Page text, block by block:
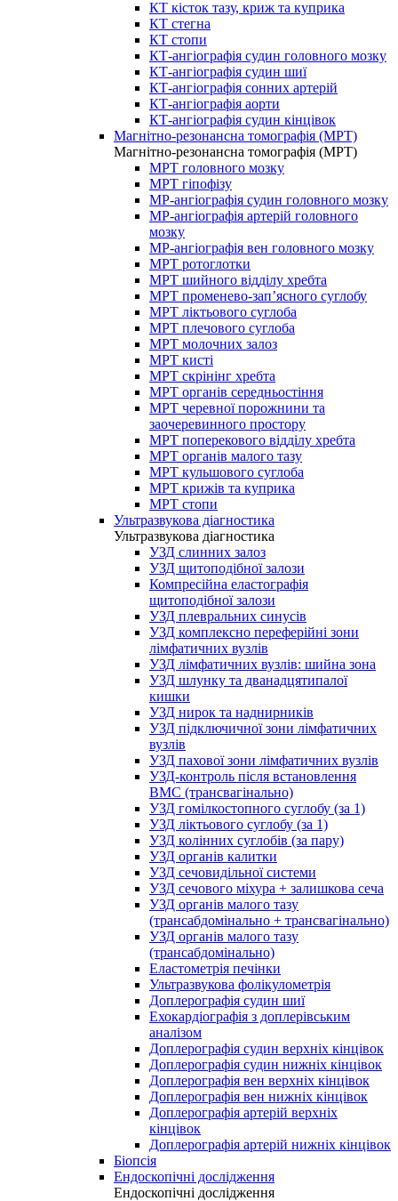
КТ кісток тазу, криж та куприка
КТ стегна
КТ стопи
КТ-ангіографія судин головного мозку
КТ-ангіографія судин шиї
КТ-ангіографія сонних артерій
КТ-ангіографія аорти
КТ-ангіографія судин кінцівок
Магнітно-резонансна томографія (МРТ)
Магнітно-резонансна томографія (МРТ)
МРТ головного мозку
МРТ гіпофізу
МР-ангіографія судин головного мозку
МР-ангіографія артерій головного
мозку
МР-ангіографія вен головного мозку
МРТ ротоглотки
МРТ шийного відділу хребта
МРТ променево-зап’ясного суглобу
МРТ ліктьового суглоба
МРТ плечового суглоба
МРТ молочних залоз
МРТ кисті
МРТ скрінінг хребта
МРТ органів середньостіння
МРТ черевної порожнини та
заочеревинного простору
МРТ поперекового відділу хребта
МРТ органів малого тазу
МРТ кульшового суглоба
МРТ крижів та куприка
МРТ стопи
Ультразвукова діагностика
Ультразвукова діагностика
УЗД слинних залоз
УЗД щитоподібної залози
Компресійна еластографія
щитоподібної залози
УЗД плевральних синусів
УЗД комплексно переферійні зони
лімфатичних вузлів
УЗД лімфатичних вузлів: шийна зона
УЗД шлунку та дванадцятипалої
кишки
УЗД нирок та наднирників
УЗД підключичної зони лімфатичних
вузлів
УЗД пахової зони лімфатичних вузлів
УЗД-контроль після встановлення
ВМС (трансвагінально)
УЗД гомілкостопного суглобу (за 1)
УЗД ліктьового суглобу (за 1)
УЗД колінних суглобів (за пару)
УЗД органів калитки
УЗД сечовидільної системи
УЗД сечового міхура + залишкова сеча
УЗД органів малого тазу
(трансабдомінально + трансвагінально)
УЗД органів малого тазу
(трансабдомінально)
Еластометрія печінки
Ультразвукова фолікулометрія
Доплерографія судин шиї
Ехокардіографія з доплерівським
аналізом
Доплерографія судин верхніх кінцівок
Доплерографія судин нижніх кінцівок
Доплерографія вен верхніх кінцівок
Доплерографія вен нижніх кінцівок
Доплерографія артерій верхніх
кінцівок
Доплерографія артерій нижніх кінцівок
Біопсія
Ендоскопічні дослідження
Ендоскопічні дослідження